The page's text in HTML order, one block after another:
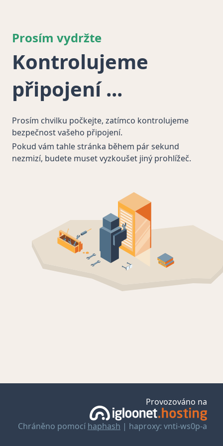
Prosím vydržte
Kontrolujeme
připojení
Prosím chvilku počkejte, zatímco kontrolujeme
bezpečnost vašeho připojení.
Pokud vám tahle stránka během pár sekund
nezmizí, budete muset vyzkoušet jiný prohlížeč.
Provozováno na
Chráněno pomocí haphash | haproxy: vnti-ws0p-a